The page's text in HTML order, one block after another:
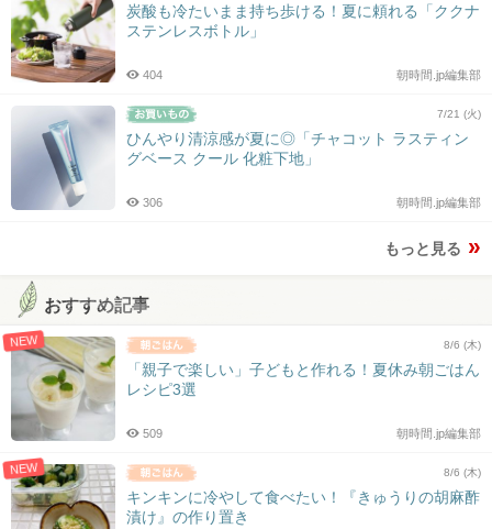
炭酸も冷たいまま持ち歩ける！夏に頼れる「ククナ
ステンレスボトル」
朝時間.jp編集部
404
7/21 (火)
ひんやり清涼感が夏に◎「チャコット ラスティン
グベース クール 化粧下地」
朝時間.jp編集部
306
もっと見る
おすすめ記事
NEW 8/6 (木)
「親子で楽しい」子どもと作れる！夏休み朝ごはん
レシピ3選
朝時間.jp編集部
509
NEW 8/6 (木)
キンキンに冷やして食べたい！『きゅうりの胡麻酢
漬け』の作り置き